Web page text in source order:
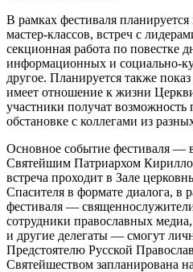
В рамках фестиваля
мастер-классов, встреч с
секционная работа по повестке
информационных и социально-
другое. Планируется также
имеет отношение к жизни
участники получат
обстановке с коллегами из
Основное событие фестиваля —
Святейшим Патриархом
встреча проходит в Зале
Спасителя в формате диалога, в
фестиваля —
сотрудники православных
и другие делегаты — смогут
Предстоятелю Русской
Святейшеством запланирована